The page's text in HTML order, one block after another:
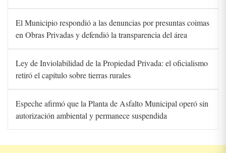
El Municipio respondió a las denuncias por presuntas coimas
en Obras Privadas y defendió la transparencia del área
Ley de Inviolabilidad de la Propiedad Privada: el oficialismo
retiró el capítulo sobre tierras rurales
Espeche afirmó que la Planta de Asfalto Municipal operó sin
autorización ambiental y permanece suspendida